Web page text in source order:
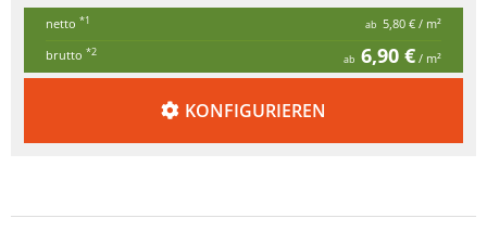
netto *1 ab 5,80 € / m²
brutto *2
ab 6,90 € / m²
KONFIGURIEREN